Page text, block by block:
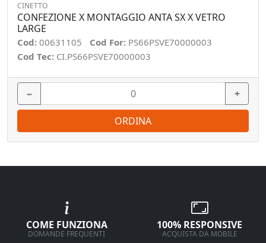
CINETTO
CONFEZIONE X MONTAGGIO ANTA SX X VETRO
LARGE
Cod: 00631105 Cod For: PS66PSVE70000003
Cod Tec: CI.PS66PSVE70000003
− +
ORDINA
COME FUNZIONA
DOMANDE FREQUENTI
100% RESPONSIVE
ACQUISTA DA MOBILE